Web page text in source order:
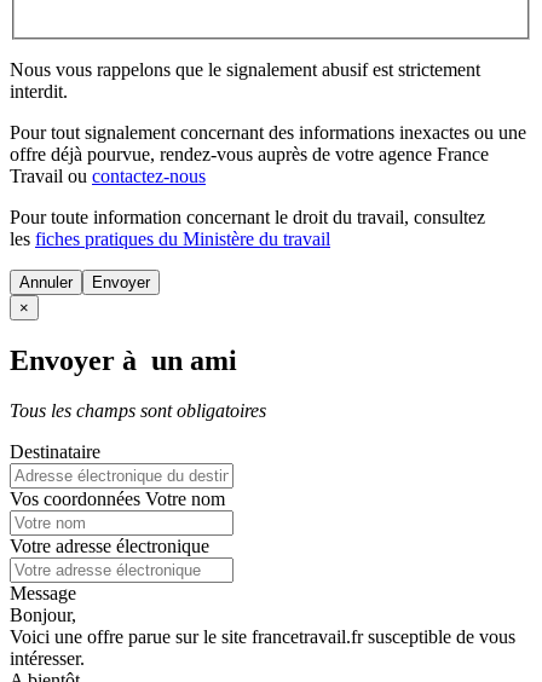
Nous vous rappelons que le signalement abusif est strictement
interdit.
Pour tout signalement concernant des informations inexactes ou une
offre déjà pourvue, rendez-vous auprès de votre agence France
Travail ou contactez-nous
Pour toute information concernant le droit du travail, consultez
les fiches pratiques du Ministère du travail
Annuler
×
Envoyer à un ami
Tous les champs sont obligatoires
Destinataire
Vos coordonnées Votre nom
Votre adresse électronique
Message
Bonjour,
Voici une offre parue sur le site francetravail.fr susceptible de vous
intéresser.